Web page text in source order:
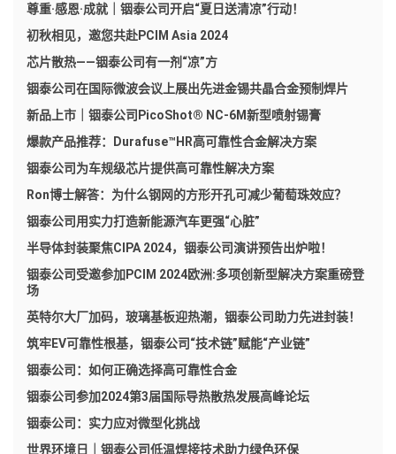
尊重·感恩·成就｜铟泰公司开启“夏日送清凉”行动！
初秋相见，邀您共赴PCIM Asia 2024
芯片散热——铟泰公司有一剂“凉”方
铟泰公司在国际微波会议上展出先进金锡共晶合金预制焊片
新品上市｜铟泰公司PicoShot® NC-6M新型喷射锡膏
爆款产品推荐：Durafuse™HR高可靠性合金解决方案
铟泰公司为车规级芯片提供高可靠性解决方案
Ron博士解答：为什么钢网的方形开孔可减少葡萄珠效应？
铟泰公司用实力打造新能源汽车更强“心脏”
半导体封装聚焦CIPA 2024，铟泰公司演讲预告出炉啦！
铟泰公司受邀参加PCIM 2024欧洲:多项创新型解决方案重磅登
场
英特尔大厂加码，玻璃基板迎热潮，铟泰公司助力先进封装！
筑牢EV可靠性根基，铟泰公司“技术链”赋能“产业链”
铟泰公司：如何正确选择高可靠性合金
铟泰公司参加2024第3届国际导热散热发展高峰论坛
铟泰公司：实力应对微型化挑战
世界环境日｜铟泰公司低温焊接技术助力绿色环保